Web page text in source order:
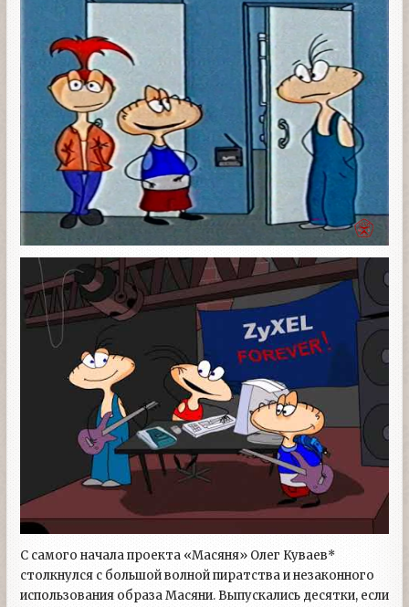
С самого начала проекта «Масяня» Олег Куваев*
столкнулся с большой волной пиратства и незаконного
использования образа Масяни. Выпускались десятки, если